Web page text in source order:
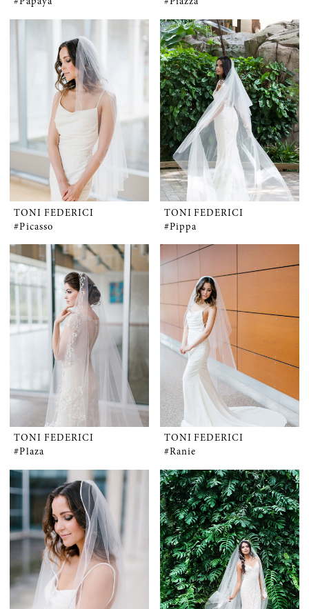
TONI FEDERICI
#Picasso
TONI FEDERICI
#Pippa
TONI FEDERICI
#Plaza
TONI FEDERICI
#Ranie